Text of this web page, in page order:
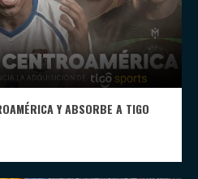
Y ABSORBE A TIGO